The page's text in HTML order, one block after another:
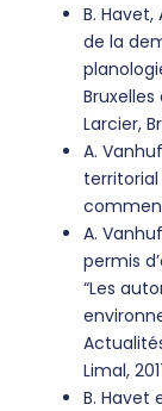
B.
de la
Larcier,
A.
A.
permis
“Les
Limal,
B. Havet